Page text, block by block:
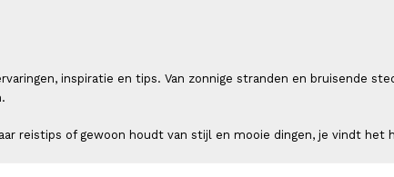
inspiratie en tips. Van zonnige stranden en bruisende
reistips of gewoon houdt van stijl en mooie dingen, je vindt het